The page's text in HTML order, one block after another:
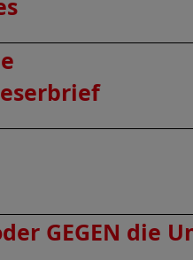
GEGEN die